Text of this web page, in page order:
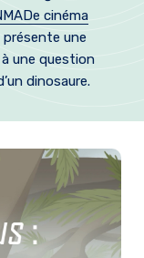
cinéma
une
une question
dinosaure.